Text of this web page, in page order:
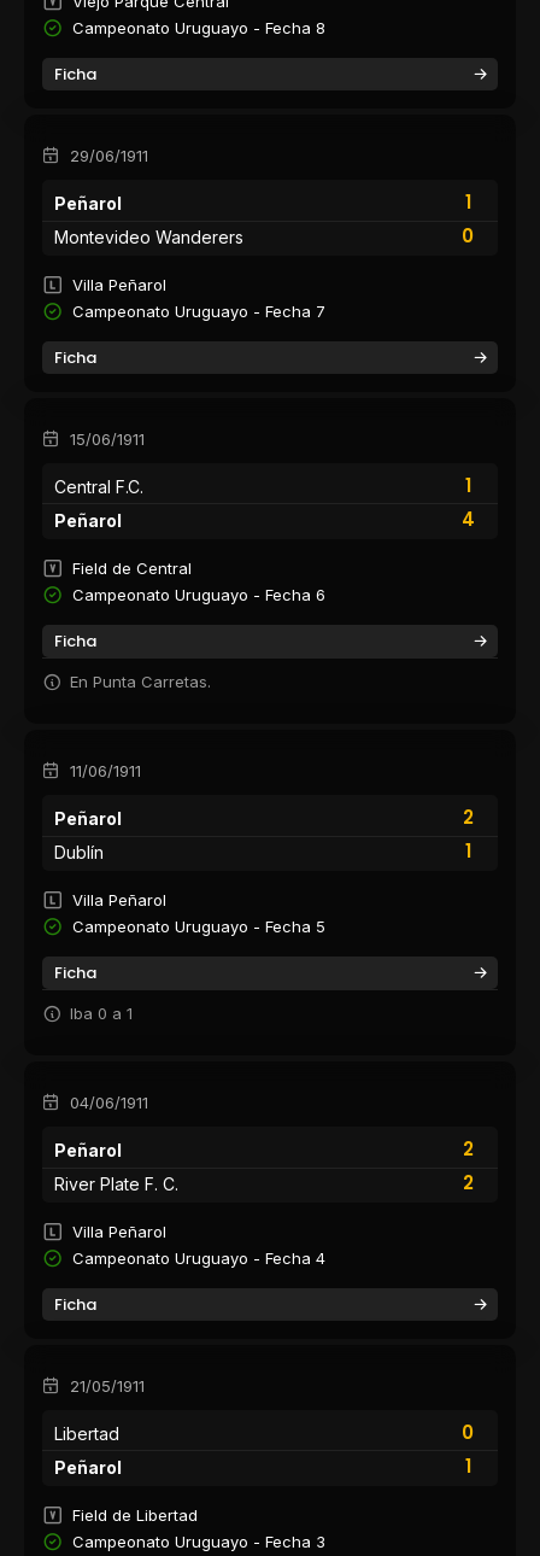
Campeonato Uruguayo - Fecha 8
Ficha
29/06/1911
Peñarol
1
0
Montevideo Wanderers
Villa Peñarol
Campeonato Uruguayo - Fecha 7
Ficha
15/06/1911
Central F.C.
1
4
Peñarol
Field de Central
Campeonato Uruguayo - Fecha 6
Ficha
En Punta Carretas.
11/06/1911
Peñarol
2
1
Dublín
Villa Peñarol
Campeonato Uruguayo - Fecha 5
Ficha
Iba 0 a 1
04/06/1911
Peñarol
2
2
River Plate F. C.
Villa Peñarol
Campeonato Uruguayo - Fecha 4
Ficha
21/05/1911
Libertad
0
1
Peñarol
Field de Libertad
Campeonato Uruguayo - Fecha 3